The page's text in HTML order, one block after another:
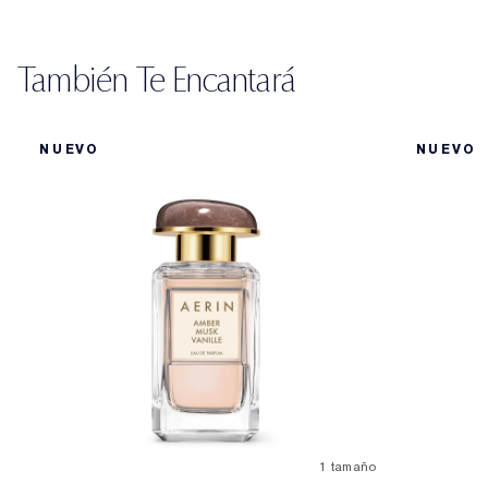
También Te Encantará
NUEVO
1 tamaño
NUEVO